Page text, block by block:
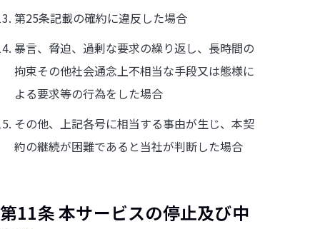
第25条記載の確約に違反した場合
暴言、脅迫、過剰な要求の繰り返し、長時間の
拘束その他社会通念上不相当な手段又は態様に
よる要求等の行為をした場合
その他、上記各号に相当する事由が生じ、本契
約の継続が困難であると当社が判断した場合
第11条 本サービスの停止及び中